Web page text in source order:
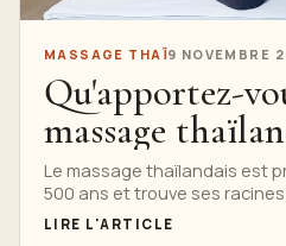
MASSAGE THAÏ9 NOVEMBRE
Qu'apportez-
massage
Le massage thaïlandais est
500 ans et trouve ses
LIRE L'ARTICLE